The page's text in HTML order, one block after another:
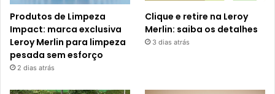
Produtos de Limpeza
Impact: marca exclusiva
Leroy Merlin para limpeza
pesada sem esforço
2 dias atrás
Clique e retire na Leroy
Merlin: saiba os detalhes
3 dias atrás